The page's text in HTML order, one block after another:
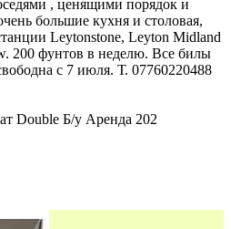
, ценящими порядок и
большие кухня и столовая,
Leytonstone, Leyton Midland
200 фунтов в неделю. Все билы
с 7 июля. Т. 07760220488
Double Б/у Аренда 202